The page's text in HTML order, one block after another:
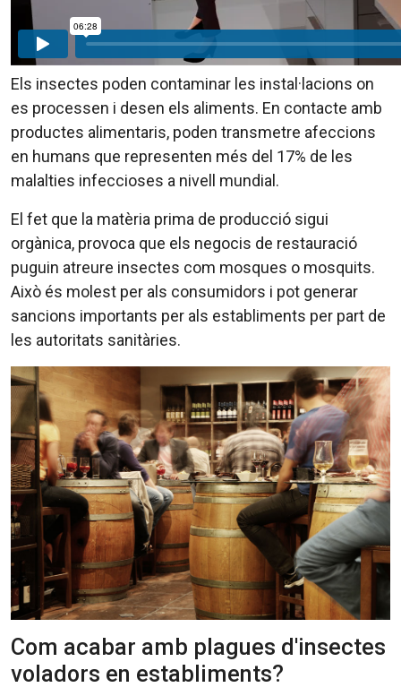
Els insectes poden contaminar les instal·lacions on
es processen i desen els aliments. En contacte amb
productes alimentaris, poden transmetre afeccions
en humans que representen més del 17% de les
malalties infeccioses a nivell mundial.
El fet que la matèria prima de producció sigui
orgànica, provoca que els negocis de restauració
puguin atreure insectes com mosques o mosquits.
Això és molest per als consumidors i pot generar
sancions importants per als establiments per part de
les autoritats sanitàries.
Com acabar amb plagues d'insectes
voladors en establiments?